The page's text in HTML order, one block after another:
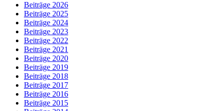
Beiträge 2026
Beiträge 2025
Beiträge 2024
Beiträge 2023
Beiträge 2022
Beiträge 2021
Beiträge 2020
Beiträge 2019
Beiträge 2018
Beiträge 2017
Beiträge 2016
Beiträge 2015